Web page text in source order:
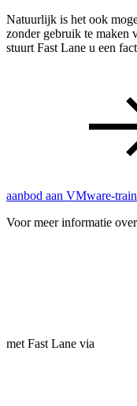
Natuurlijk is het ook
zonder gebruik te maken
stuurt Fast Lane u een
aanbod aan VMware-
Voor meer informatie
met Fast Lane via